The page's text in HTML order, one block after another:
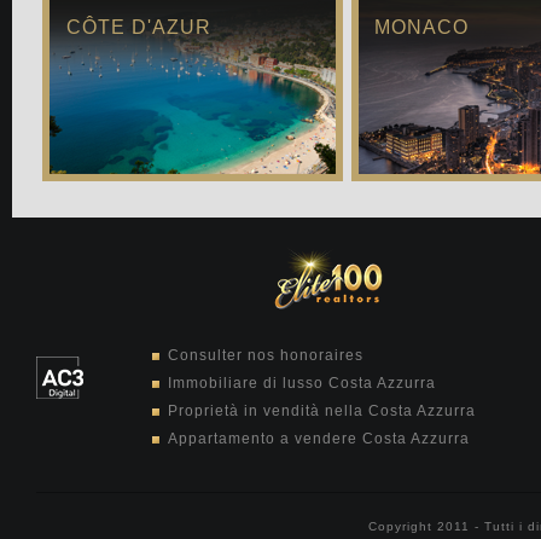
CÔTE D'AZUR MONACO
Consulter nos honoraires
Immobiliare di lusso Costa Azzurra
Proprietà in vendità nella Costa Azzurra
Appartamento a vendere Costa Azzurra
Copyright 2011 - Tutti i